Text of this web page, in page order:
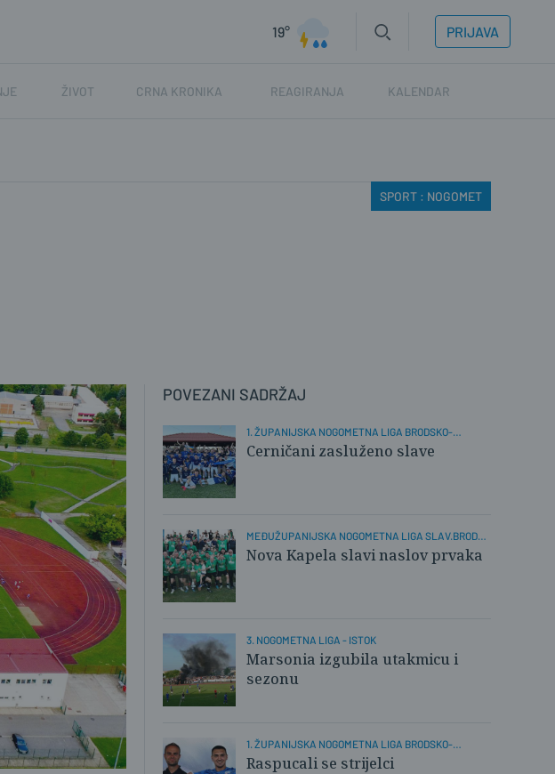
19° PRIJAVA
ŽIVOT CRNA KRONIKA REAGIRANJA KALENDAR
SPORT : NOGOMET
POVEZANI SADRŽAJ
1. ŽUPANIJSKA NOGOMETNA LIGA BRODSKO-
POSAVSKA
Cerničani zasluženo slave
MEĐUŽUPANIJSKA NOGOMETNA LIGA SLAV.BROD-
POŽEGA
Nova Kapela slavi naslov prvaka
3. NOGOMETNA LIGA - ISTOK
Marsonia izgubila utakmicu i
sezonu
1. ŽUPANIJSKA NOGOMETNA LIGA BRODSKO-
POSAVSKA
Raspucali se strijelci